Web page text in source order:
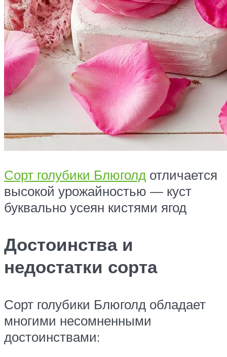
Сорт голубики Блюголд отличается
высокой урожайностью — куст
буквально усеян кистями ягод
Достоинства и
недостатки сорта
Сорт голубики Блюголд обладает
многими несомненными
достоинствами: